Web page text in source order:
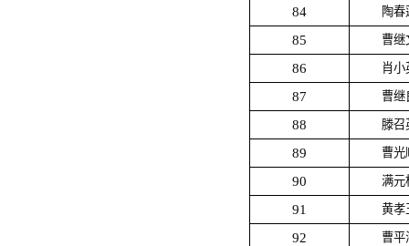
84 陶春
85 曹继
86 肖小
87 曹继
88 滕召
89 曹光
90 满元
91 黄孝
92 曹平